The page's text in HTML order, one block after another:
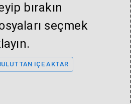
bırakın
seçmek
IÇE AKTAR